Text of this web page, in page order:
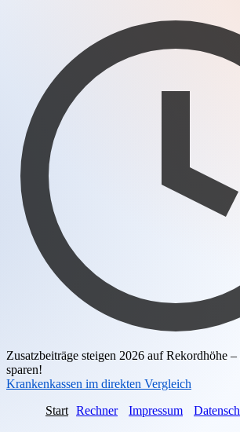
Zusatzbeiträge steigen 2026 auf Rekordhöhe
sparen!
Krankenkassen im direkten Vergleich
Start Rechner Impressum